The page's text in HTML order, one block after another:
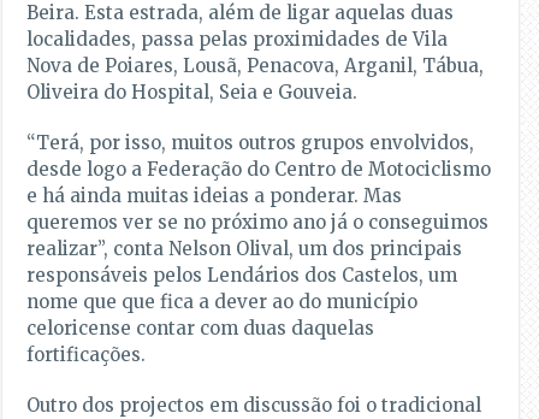
Beira. Esta estrada, além de ligar aquelas duas
localidades, passa pelas proximidades de Vila
Nova de Poiares, Lousã, Penacova, Arganil, Tábua,
Oliveira do Hospital, Seia e Gouveia.
“Terá, por isso, muitos outros grupos envolvidos,
desde logo a Federação do Centro de Motociclismo
e há ainda muitas ideias a ponderar. Mas
queremos ver se no próximo ano já o conseguimos
realizar”, conta Nelson Olival, um dos principais
responsáveis pelos Lendários dos Castelos, um
nome que que fica a dever ao do município
celoricense contar com duas daquelas
fortificações.
Outro dos projectos em discussão foi o tradicional